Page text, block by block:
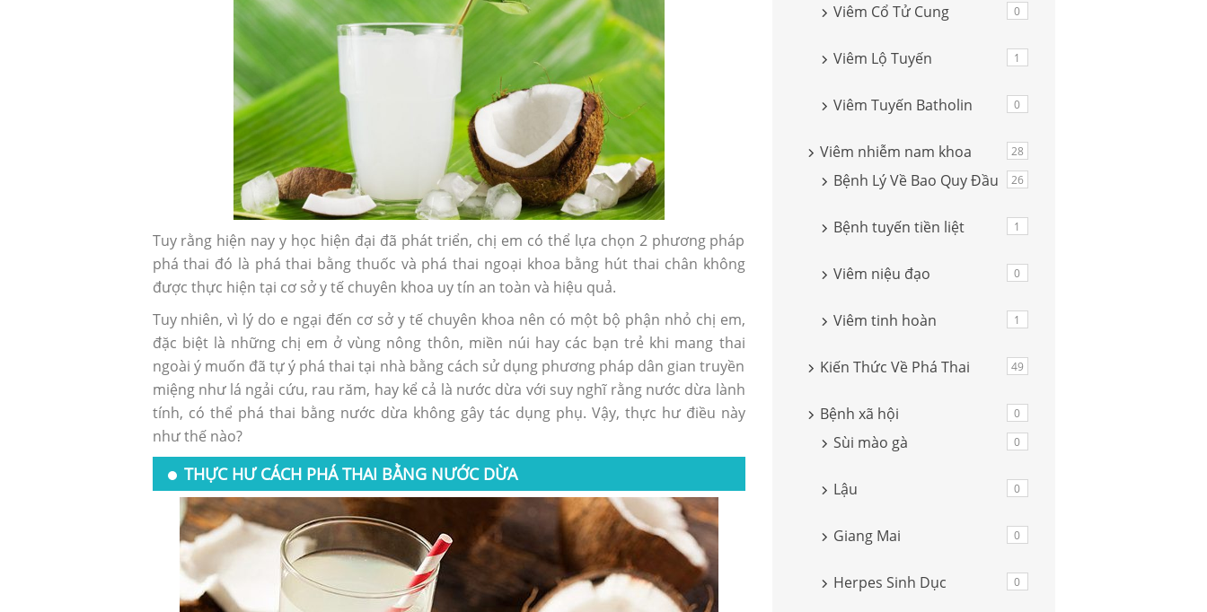
Tuy rằng hiện nay y học hiện đại đã phát triển, chị em có thể lựa chọn 2 phương pháp
phá thai đó là phá thai bằng thuốc và phá thai ngoại khoa bằng hút thai chân không
được thực hiện tại cơ sở y tế chuyên khoa uy tín an toàn và hiệu quả.
Tuy nhiên, vì lý do e ngại đến cơ sở y tế chuyên khoa nên có một bộ phận nhỏ chị em,
đặc biệt là những chị em ở vùng nông thôn, miền núi hay các bạn trẻ khi mang thai
ngoài ý muốn đã tự ý phá thai tại nhà bằng cách sử dụng phương pháp dân gian truyền
miệng như lá ngải cứu, rau răm, hay kể cả là nước dừa với suy nghĩ rằng nước dừa lành
tính, có thể phá thai bằng nước dừa không gây tác dụng phụ. Vậy, thực hư điều này
như thế nào?
THỰC HƯ CÁCH PHÁ THAI BẰNG NƯỚC DỪA
Viêm Cổ Tử Cung 0
Viêm Lộ Tuyến 1
Viêm Tuyến Batholin 0
Viêm nhiễm nam khoa 28
Bệnh Lý Về Bao Quy Đầu 26
Bệnh tuyến tiền liệt 1
Viêm niệu đạo 0
Viêm tinh hoàn 1
Kiến Thức Về Phá Thai 49
Bệnh xã hội 0
Sùi mào gà 0
Lậu 0
Giang Mai 0
Herpes Sinh Dục 0